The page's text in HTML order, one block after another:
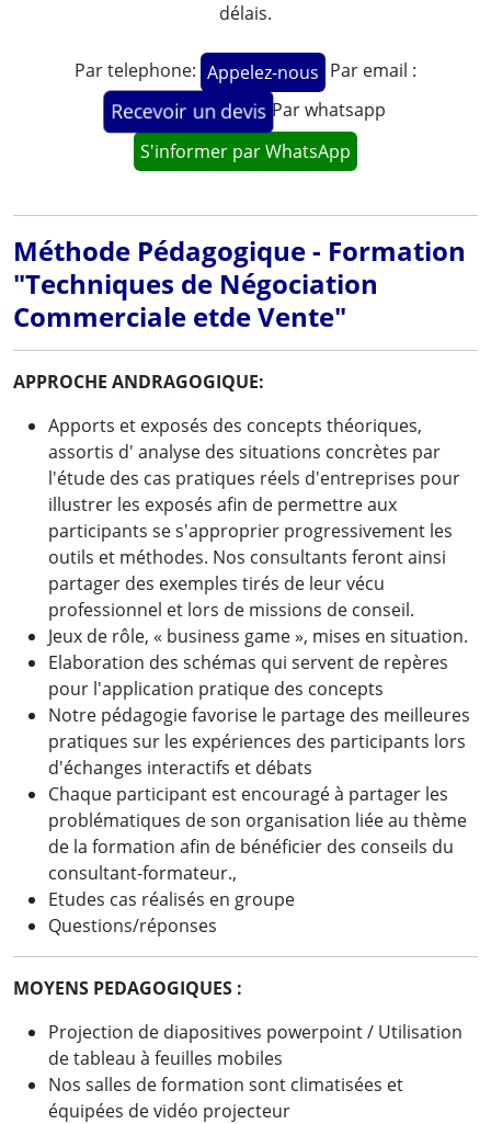
délais.
Par telephone: Appelez-nous Par email :
Recevoir un devis Par whatsapp
S'informer par WhatsApp
Méthode Pédagogique - Formation
"Techniques de Négociation
Commerciale etde Vente"
APPROCHE ANDRAGOGIQUE:
Apports et exposés des concepts théoriques,
assortis d' analyse des situations concrètes par
l'étude des cas pratiques réels d'entreprises pour
illustrer les exposés afin de permettre aux
participants se s'approprier progressivement les
outils et méthodes. Nos consultants feront ainsi
partager des exemples tirés de leur vécu
professionnel et lors de missions de conseil.
Jeux de rôle, « business game », mises en situation.
Elaboration des schémas qui servent de repères
pour l'application pratique des concepts
Notre pédagogie favorise le partage des meilleures
pratiques sur les expériences des participants lors
d'échanges interactifs et débats
Chaque participant est encouragé à partager les
problématiques de son organisation liée au thème
de la formation afin de bénéficier des conseils du
consultant-formateur.,
Etudes cas réalisés en groupe
Questions/réponses
MOYENS PEDAGOGIQUES :
Projection de diapositives powerpoint / Utilisation
de tableau à feuilles mobiles
Nos salles de formation sont climatisées et
équipées de vidéo projecteur